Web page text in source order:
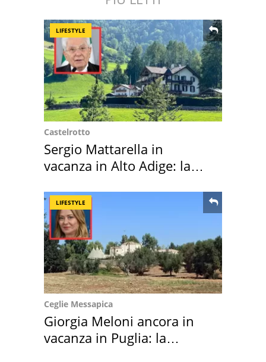
LIFESTYLE
Castelrotto
Sergio Mattarella in
vacanza in Alto Adige: la
LIFESTYLE
Ceglie Messapica
Giorgia Meloni ancora in
vacanza in Puglia: la